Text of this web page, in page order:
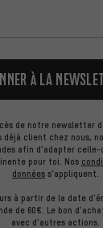
à la
de notre newsletter
client chez nous,
afin d'adapter
pour toi. Nos
données s'appliquent.
à partir de la date
de 60€. Le bon
avec d'autres actions.